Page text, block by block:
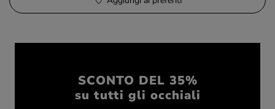
SCONTO DEL 35%
su tutti gli occhiali